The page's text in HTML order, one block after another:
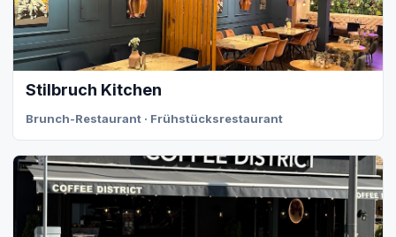
Stilbruch Kitchen
Brunch-Restaurant · Frühstücksrestaurant